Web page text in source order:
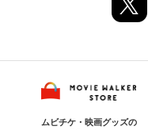
ムビチケ・映画グッズの